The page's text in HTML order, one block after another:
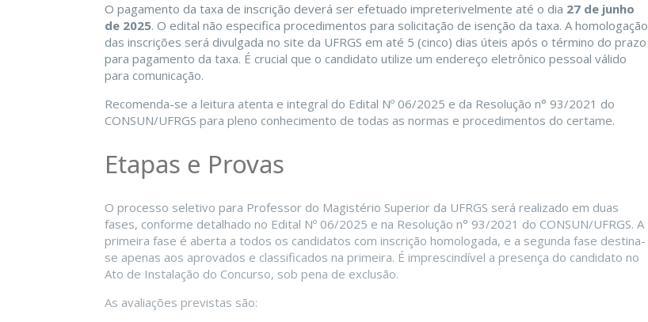
O pagamento da taxa de inscrição deverá ser efetuado impreterivelmente até o dia 27 de junho
de 2025. O edital não especifica procedimentos para solicitação de isenção da taxa. A homologação
das inscrições será divulgada no site da UFRGS em até 5 (cinco) dias úteis após o término do prazo
para pagamento da taxa. É crucial que o candidato utilize um endereço eletrônico pessoal válido
para comunicação.
Recomenda-se a leitura atenta e integral do Edital Nº 06/2025 e da Resolução n° 93/2021 do
CONSUN/UFRGS para pleno conhecimento de todas as normas e procedimentos do certame.
Etapas e Provas
O processo seletivo para Professor do Magistério Superior da UFRGS será realizado em duas
fases, conforme detalhado no Edital Nº 06/2025 e na Resolução n° 93/2021 do CONSUN/UFRGS. A
primeira fase é aberta a todos os candidatos com inscrição homologada, e a segunda fase destina-
se apenas aos aprovados e classificados na primeira. É imprescindível a presença do candidato no
Ato de Instalação do Concurso, sob pena de exclusão.
As avaliações previstas são: